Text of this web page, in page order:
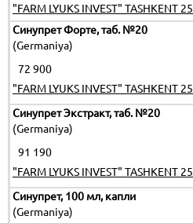
"FARM LYUKS INVEST" TASHKENT 25
Синупрет Форте, таб. №20
(Germaniya)
72 900
"FARM LYUKS INVEST" TASHKENT 25
Синупрет Экстракт, таб. №20
(Germaniya)
91 190
"FARM LYUKS INVEST" TASHKENT 25
Синупрет, 100 мл, капли
(Germaniya)